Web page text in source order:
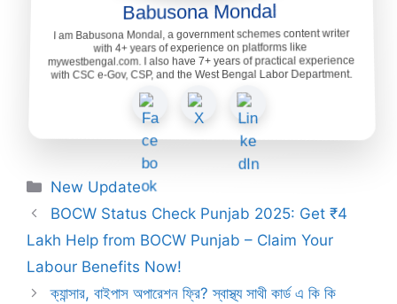
Babusona Mondal
I am Babusona Mondal, a government schemes content writer
with 4+ years of experience on platforms like
mywestbengal.com. I also have 7+ years of practical experience
with CSC e-Gov, CSP, and the West Bengal Labor Department.
Categories
New Update
BOCW Status Check Punjab 2025: Get ₹4
Lakh Help from BOCW Punjab – Claim Your
Labour Benefits Now!
ক্যান্সার, বাইপাস অপারেশন ফ্রি? স্বাস্থ্য সাথী কার্ড এ কি কি